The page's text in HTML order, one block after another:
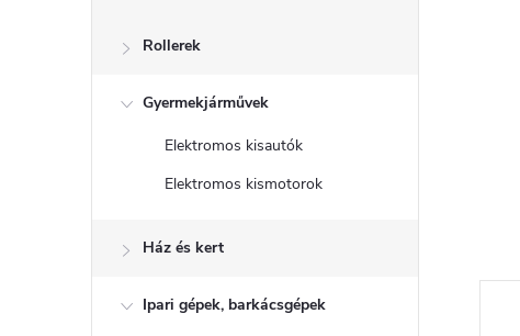
Rollerek
Gyermekjárművek
Elektromos kisautók
Elektromos kismotorok
Ház és kert
Ipari gépek, barkácsgépek